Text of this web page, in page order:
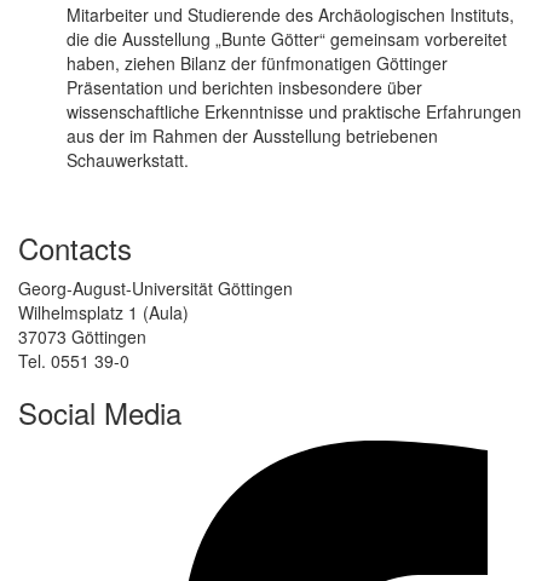
Mitarbeiter und Studierende des Archäologischen Instituts,
die die Ausstellung „Bunte Götter“ gemeinsam vorbereitet
haben, ziehen Bilanz der fünfmonatigen Göttinger
Präsentation und berichten insbesondere über
wissenschaftliche Erkenntnisse und praktische Erfahrungen
aus der im Rahmen der Ausstellung betriebenen
Schauwerkstatt.
Contacts
Georg-August-Universität Göttingen
Wilhelmsplatz 1 (Aula)
37073 Göttingen
Tel. 0551 39-0
Social Media